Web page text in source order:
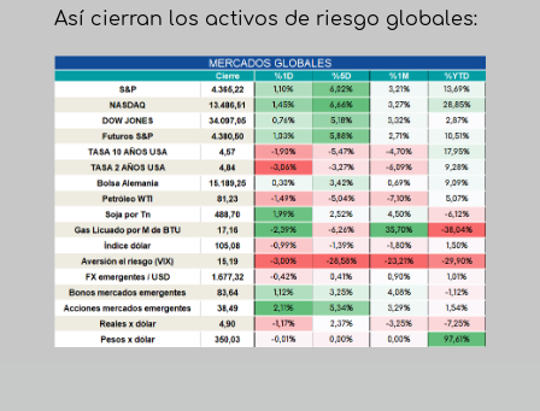
Así cierran los activos de riesgo globales: